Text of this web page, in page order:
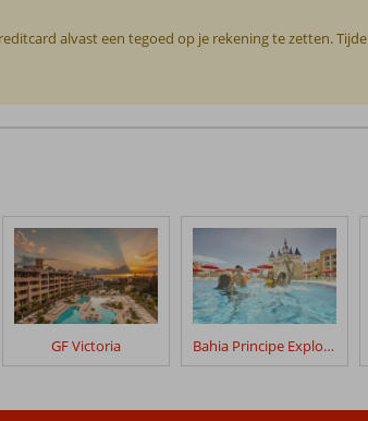
alvast een tegoed op je rekening te zetten.
GF Victoria Bahia Principe Explore Fantasia